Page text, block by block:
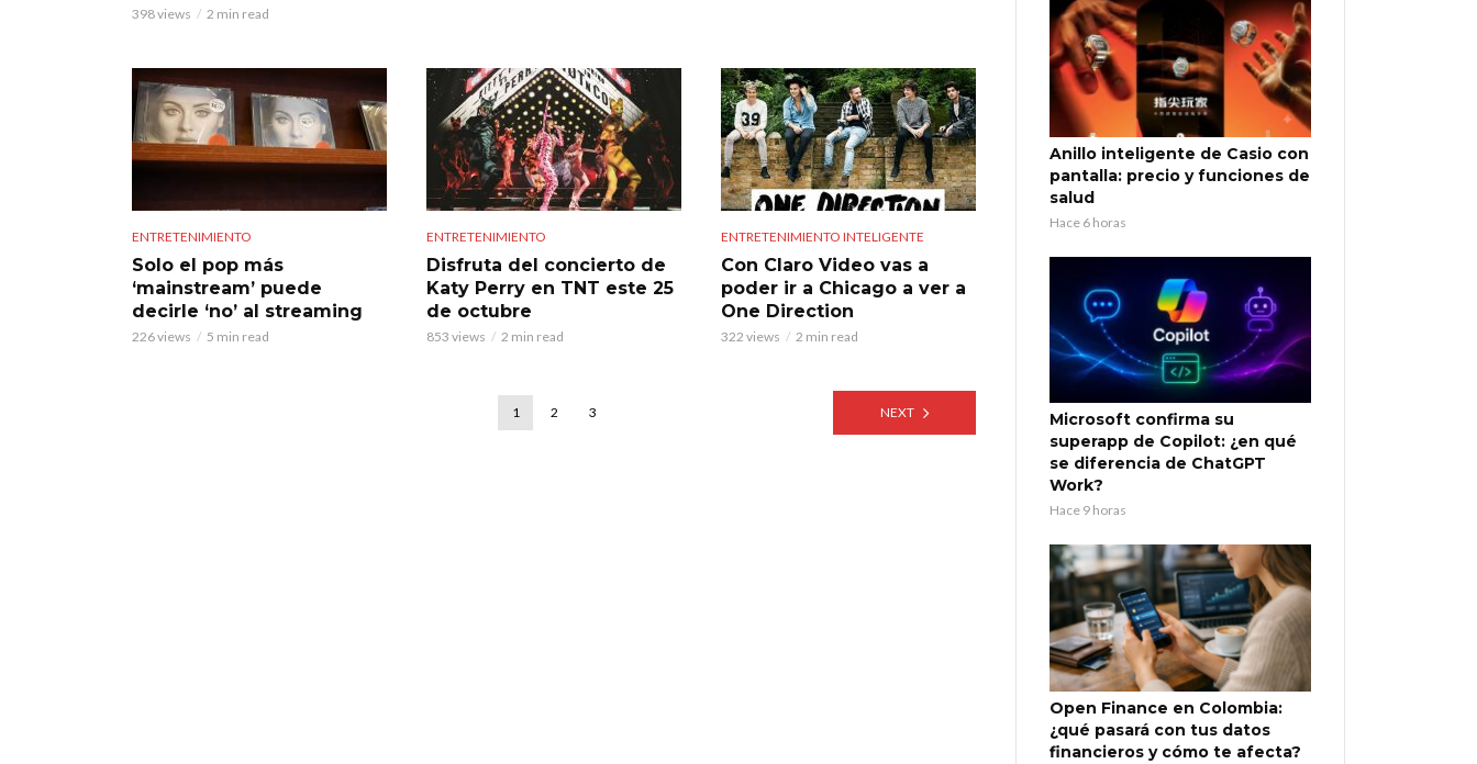
398 views 2 min read
ENTRETENIMIENTO
Solo el pop más
‘mainstream’ puede
decirle ‘no’ al streaming
226 views 5 min read
ENTRETENIMIENTO
Disfruta del concierto de
Katy Perry en TNT este 25
de octubre
853 views 2 min read
ENTRETENIMIENTO INTELIGENTE
Con Claro Video vas a
poder ir a Chicago a ver a
One Direction
322 views 2 min read
1 2 3 NEXT
Anillo inteligente de Casio con
pantalla: precio y funciones de
salud
Hace 6 horas
Microsoft confirma su
superapp de Copilot: ¿en qué
se diferencia de ChatGPT
Work?
Hace 9 horas
Open Finance en Colombia:
¿qué pasará con tus datos
financieros y cómo te afecta?